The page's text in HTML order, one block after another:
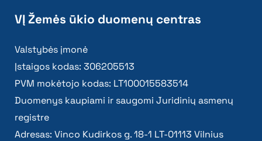
VĮ Žemės ūkio duomenų centras
Valstybės įmonė
Įstaigos kodas: 306205513
PVM mokėtojo kodas: LT100015583514
Duomenys kaupiami ir saugomi Juridinių asmenų
registre
Adresas: Vinco Kudirkos g. 18-1 LT-01113 Vilnius